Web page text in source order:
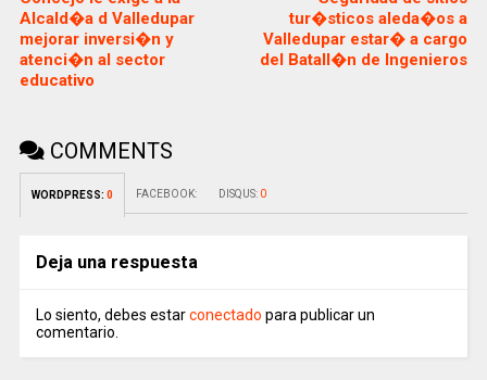
Alcald�a d Valledupar
mejorar inversi�n y
atenci�n al sector
educativo
tur�sticos aleda�os a
Valledupar estar� a cargo
del Batall�n de Ingenieros
COMMENTS
WORDPRESS: 0 FACEBOOK: DISQUS: 0
Deja una respuesta
Lo siento, debes estarconectado para publicar un
comentario.